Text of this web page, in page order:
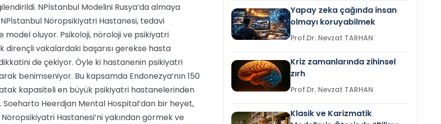
NPİstanbul Modelini Rusya’da almaya
Nöropsikiyatri Hastanesi, tedavi
model oluyor. Psikoloji, nöroloji ve psikiyatri
vakalardaki başarısı gerekse hasta
de çekiyor. Öyle ki hastanenin psikiyatri
benimseniyor. Bu kapsamda Endonezya’nın 150
kapasiteli en büyük psikiyatri hastanelerinden
Soeharto Heerdjan Mental Hospital’dan bir heyet,
Hastanesi’ni yakından görmek ve
Yapay zeka çağında insan
olmayı koruyabilmek
Prof.Dr. Nevzat TARHAN
Kriz zamanlarında zihinsel
zırh
Prof.Dr. Nevzat TARHAN
Klasik ve Karizmatik